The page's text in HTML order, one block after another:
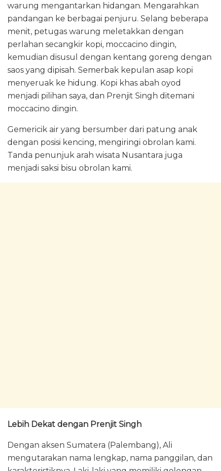
warung mengantarkan hidangan. Mengarahkan
pandangan ke berbagai penjuru. Selang beberapa
menit, petugas warung meletakkan dengan
perlahan secangkir kopi, moccacino dingin,
kemudian disusul dengan kentang goreng dengan
saos yang dipisah. Semerbak kepulan asap kopi
menyeruak ke hidung. Kopi khas abah oyod
menjadi pilihan saya, dan Prenjit Singh ditemani
moccacino dingin.
Gemericik air yang bersumber dari patung anak
dengan posisi kencing, mengiringi obrolan kami.
Tanda penunjuk arah wisata Nusantara juga
menjadi saksi bisu obrolan kami.
Lebih Dekat dengan Prenjit Singh
Dengan aksen Sumatera (Palembang), Ali
mengutarakan nama lengkap, nama panggilan, dan